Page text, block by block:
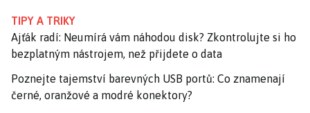
TIPY A TRIKY
Ajťák radí: Neumírá vám náhodou disk? Zkontrolujte si ho
bezplatným nástrojem, než přijdete o data
Poznejte tajemství barevných USB portů: Co znamenají
černé, oranžové a modré konektory?